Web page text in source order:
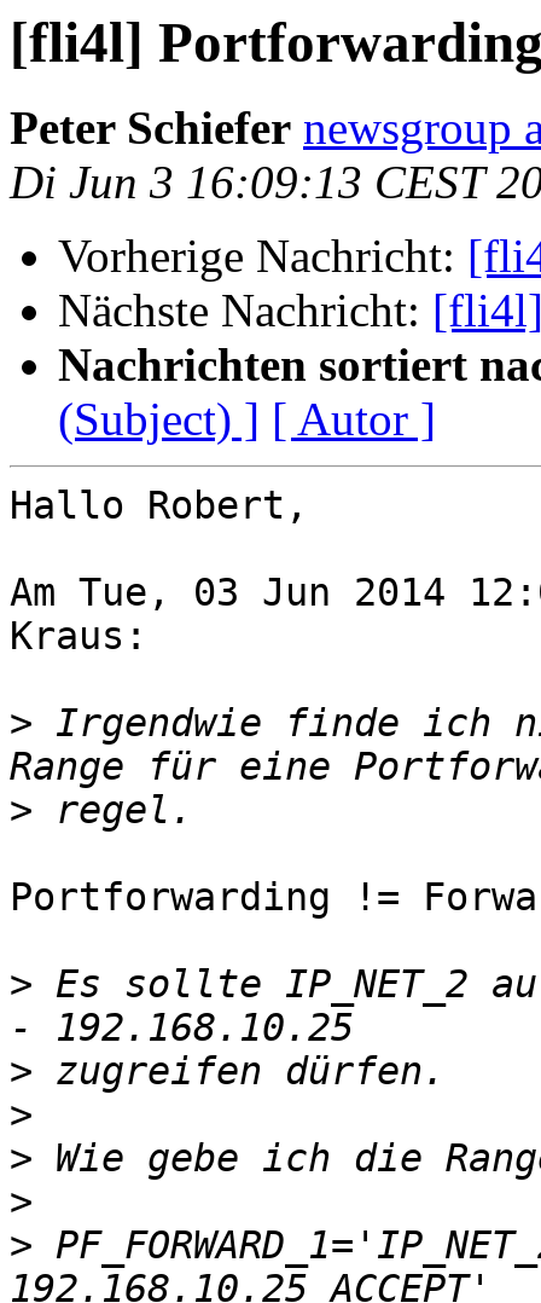
[fli4l]
Peter Schiefer newsgroup
Di Jun 3 16:09:13 CEST
Vorherige Nachricht:
Nächste Nachricht: [fli4l]
Nachrichten sortiert
(Subject) ] [ Autor ]
Hallo Robert,
Am Tue, 03 Jun 2014
Kraus:
> Irgendwie finde ich
>
Portforwarding !=
> Es sollte IP_NET_2
>
>
>
>
>